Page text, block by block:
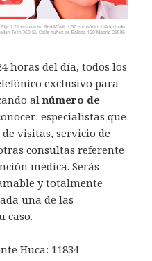
horas del día, todos los
exclusivo para
alnúmero de
especialistas que
visitas, servicio de
consultas referente
médica. Serás
y totalmente
una de las
caso.
Huca: 11834